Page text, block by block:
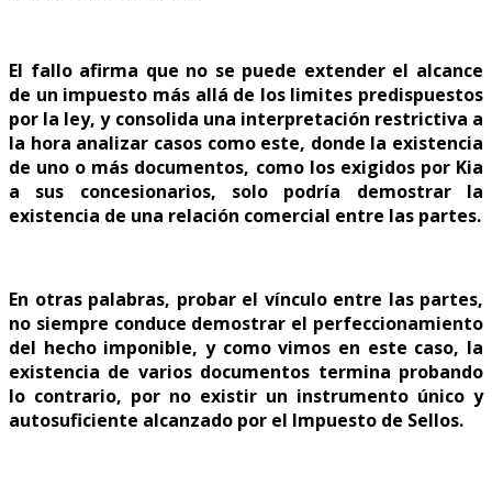
El fallo afirma que no se puede extender el alcance
de un impuesto más allá de los limites predispuestos
por la ley, y consolida una interpretación restrictiva a
la hora analizar casos como este, donde la existencia
de uno o más documentos, como los exigidos por Kia
a sus concesionarios, solo podría demostrar la
existencia de una relación comercial entre las partes.
En otras palabras, probar el vínculo entre las partes,
no siempre conduce demostrar el perfeccionamiento
del hecho imponible, y como vimos en este caso, la
existencia de varios documentos termina probando
lo contrario, por no existir un instrumento único y
autosuficiente alcanzado por el Impuesto de Sellos.